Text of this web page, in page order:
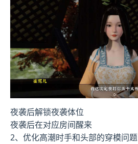
夜袭后解锁夜袭体位
夜袭后在对应房间醒来
2、优化高潮时手和头部的穿模问题